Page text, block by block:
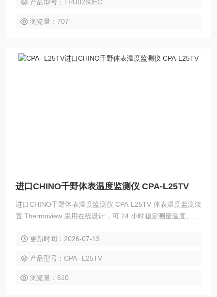
产品型号：TPU0260EC
浏览量：707
进口CHINO千野体表温度监测仪 CPA-L25TV
进口CHINO千野体表温度监测仪 CPA-L25TV 体表温度监测装
置 Thermoview 采用在线设计，可 24 小时稳定测量温度。 它
计算机、智能手机或平板电脑等终端上。
更新时间：2026-07-13
产品型号：CPA--L25TV
浏览量：610